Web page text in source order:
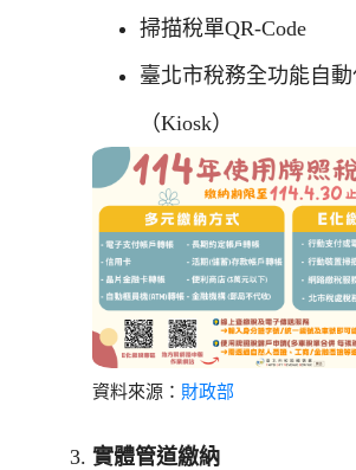
掃描稅單QR-Code
臺北市稅務全功能自
（Kiosk）
資料來源： 財政部
實體管道繳納